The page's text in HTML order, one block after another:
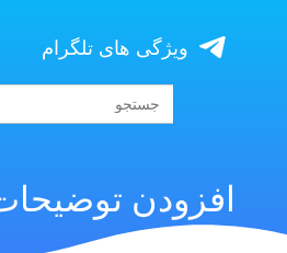
ویژگی های تلگرام
جستجو
برای:
جستجو
افزودن